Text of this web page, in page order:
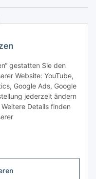
gestatten Sie den
Website: YouTube,
Google Ads, Google
jederzeit ändern
Details finden